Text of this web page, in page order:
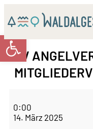
FV
0:00
14. März 2025